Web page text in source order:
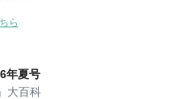
ら
年夏号
大百科